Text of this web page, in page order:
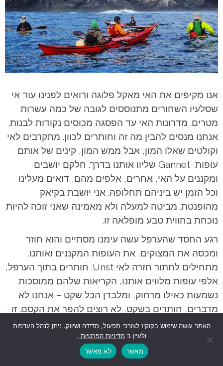
אנו מקיפים את האי מאקל פלוגה ורואים לפנינו עוד אי
שסלעיו השחורים מתנוססים לגובה של כמה עשרות
מטרים. מדרונות האי עד הפסגה מכוסים נקודות לבנות.
אנחנו מנסים להבין מה זה וחותרים לכוון. מתקרבים לאי
וקולטים שאלו המון, אבל ממש המון, קינים של אותם
עופות Gannet שליוו אותנו בדרך. חלקם יושבים
ומקננים על האי, אחרים, אלפים מהם, דואים מעלינו
וכל הזמן יש ביניהם תחלופה. אני יושבת בקיאק
מהופנטת. מביטה למעלה ולא מאמינה שאני זוכה להיות
נוכחת בחווית טבע מופלאה זו.
רגע החסד שהערפל עשה עימנו מסתיים והוא חוזר
ומכסה את המצוקים, את העופות המקננים ואותנו.
מתחילים לחתור חזרה לאי Unst. חותרים בתוך הערפל,
אלפי עופות מלווים אותנו, הקריאות שלהם ממוסכות
נשמעות כאילו מרחוק, ומלבדן הכל שקט – אנחנו לא
מדברים, חותרים בשקט, לא רוצים להפר את הקסם. זו
חוויה מדהימה שהופכת להיות אחת מנקודות השיא
במסע.
האתר עושה שימוש בקוקיז לצורכי תפעול, מדידה ושיווק. ניתן לנהל העדפות
ולעיין ב מדיניות הפרטיות .
מאשר
לא מאשר